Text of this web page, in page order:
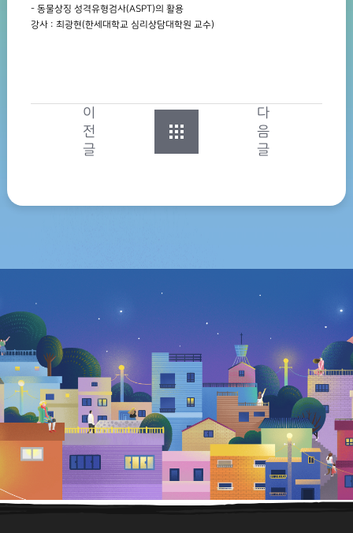
- 동물상징 성격유형검사(ASPT)의 활용
강사 : 최광현(한세대학교 심리상담대학원 교수)
이
전
글
다
음
글